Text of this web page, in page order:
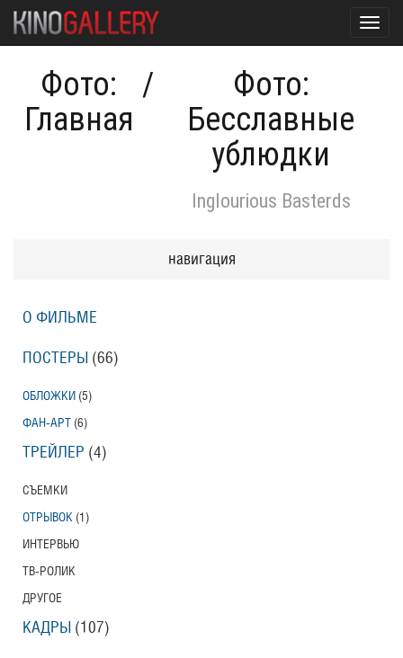
Фото:
Главная
/
Фото:
Бесславные
ублюдки
Inglourious Basterds
навигация
О ФИЛЬМЕ
ПОСТЕРЫ (66)
ОБЛОЖКИ (5)
ФАН-АРТ (6)
ТРЕЙЛЕР (4)
СЪЕМКИ
ОТРЫВОК (1)
ИНТЕРВЬЮ
ТВ-РОЛИК
ДРУГОЕ
КАДРЫ (107)